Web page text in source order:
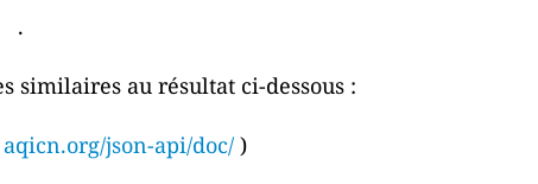
.
similaires au résultat ci-dessous :
aqicn.org/json-api/doc/ )